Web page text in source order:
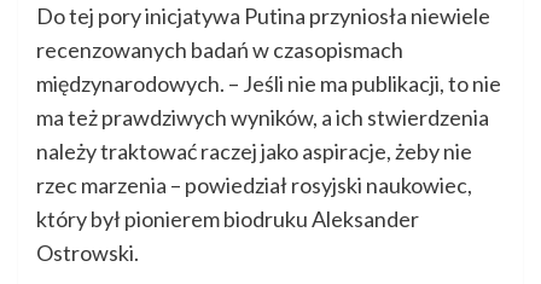
Do tej pory inicjatywa Putina przyniosła niewiele
recenzowanych badań w czasopismach
międzynarodowych. – Jeśli nie ma publikacji, to nie
ma też prawdziwych wyników, a ich stwierdzenia
należy traktować raczej jako aspiracje, żeby nie
rzec marzenia – powiedział rosyjski naukowiec,
który był pionierem biodruku Aleksander
Ostrowski.